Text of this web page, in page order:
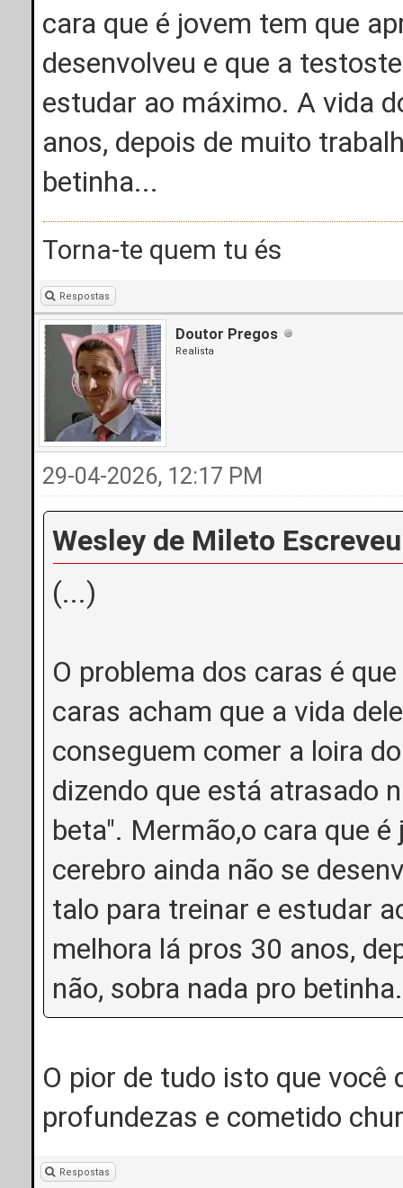
cara que é jovem tem que
desenvolveu e que a
estudar ao máximo. A vida
anos, depois de muito
betinha...
Torna-te quem tu és
Respostas
Doutor Pregos
Realista
29-04-2026, 12:17 PM
Wesley de Mileto
(...)
O problema dos caras é
caras acham que a vida
conseguem comer a loira
dizendo que está atrasado
beta". Mermão,o cara que
cerebro ainda não se
talo para treinar e estudar
melhora lá pros 30 anos,
não, sobra nada pro
O pior de tudo isto que
profundezas e cometido
Respostas